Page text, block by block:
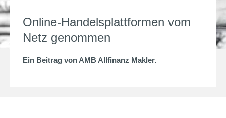
Online-Handelsplattformen vom
Netz genommen
Ein Beitrag von AMB Allfinanz Makler.